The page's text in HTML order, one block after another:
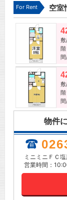
For Rent 空室
敷
敷
物件
ミニミニＦＣ
営業時間：